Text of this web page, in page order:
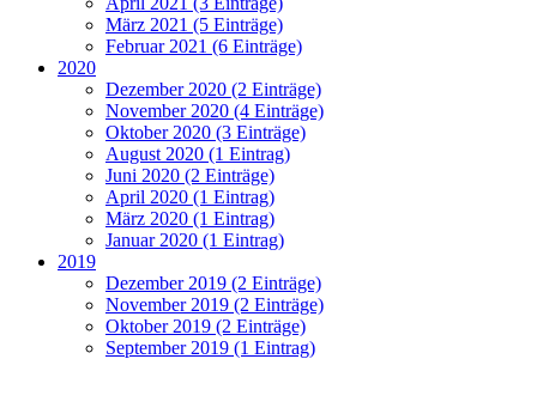
März 2021 (5 Einträge)
Februar 2021 (6 Einträge)
2020
Dezember 2020 (2 Einträge)
November 2020 (4 Einträge)
Oktober 2020 (3 Einträge)
August 2020 (1 Eintrag)
Juni 2020 (2 Einträge)
April 2020 (1 Eintrag)
März 2020 (1 Eintrag)
Januar 2020 (1 Eintrag)
2019
Dezember 2019 (2 Einträge)
November 2019 (2 Einträge)
Oktober 2019 (2 Einträge)
September 2019 (1 Eintrag)